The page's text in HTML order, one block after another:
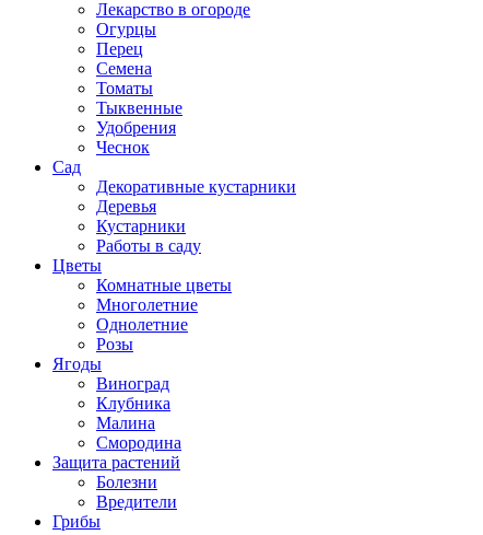
Лекарство в огороде
Огурцы
Перец
Семена
Томаты
Тыквенные
Удобрения
Чеснок
Сад
Декоративные кустарники
Деревья
Кустарники
Работы в саду
Цветы
Комнатные цветы
Многолетние
Однолетние
Розы
Ягоды
Виноград
Клубника
Малина
Смородина
Защита растений
Болезни
Вредители
Грибы